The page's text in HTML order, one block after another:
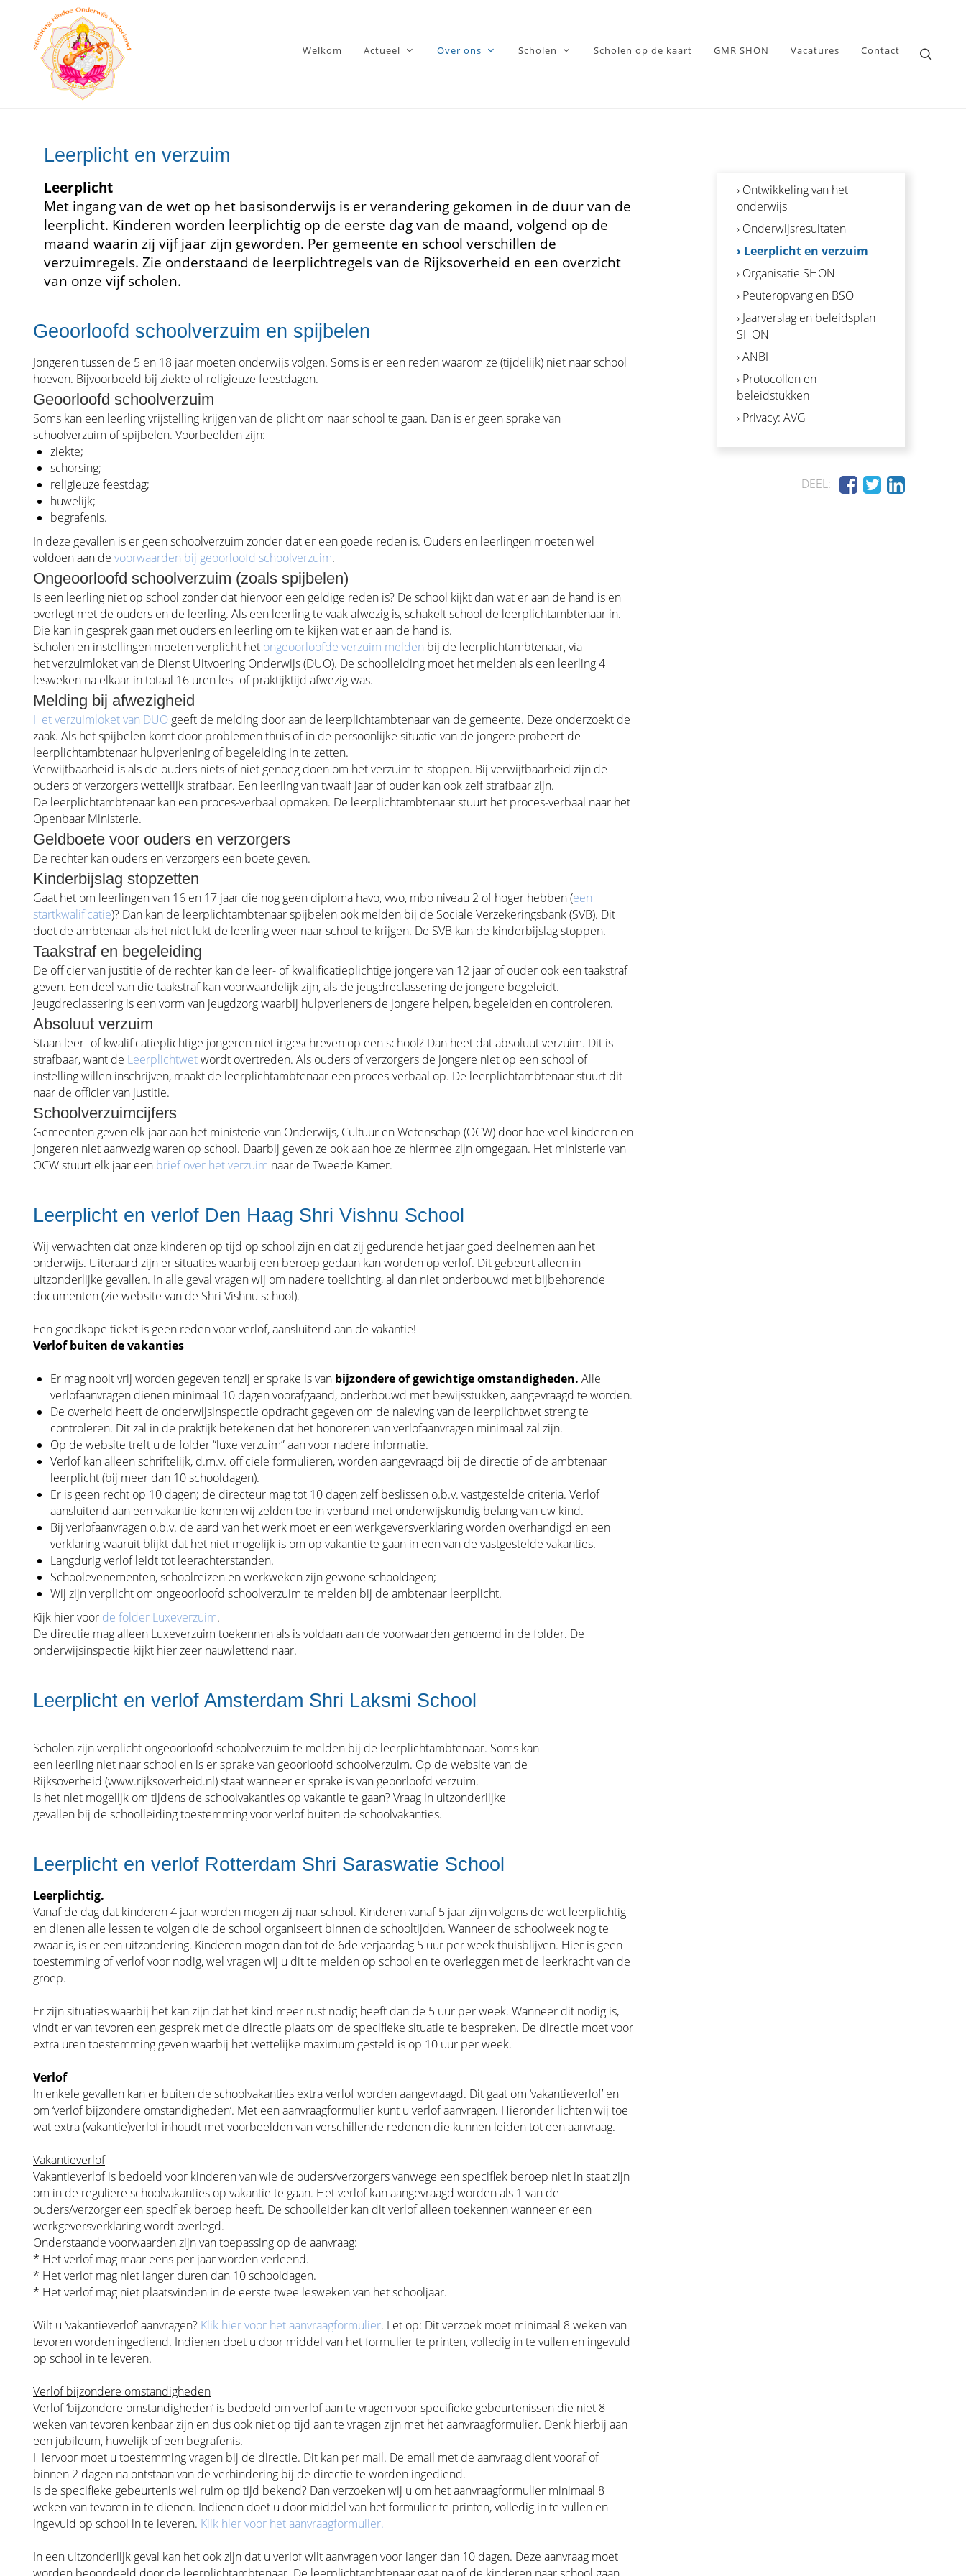
Welkom Actueel Over ons Scholen Scholen op de kaart GMR SHON Vacatures Contact
Leerplicht en verzuim
Leerplicht
Met ingang van de wet op het basisonderwijs is er verandering gekomen in de duur van de
leerplicht. Kinderen worden leerplichtig op de eerste dag van de maand, volgend op de
maand waarin zij vijf jaar zijn geworden. Per gemeente en school verschillen de
verzuimregels. Zie onderstaand de leerplichtregels van de Rijksoverheid en een overzicht
van onze vijf scholen.
Geoorloofd schoolverzuim en spijbelen
Jongeren tussen de 5 en 18 jaar moeten onderwijs volgen. Soms is er een reden waarom ze (tijdelijk) niet naar school
hoeven. Bijvoorbeeld bij ziekte of religieuze feestdagen.
Geoorloofd schoolverzuim
Soms kan een leerling vrijstelling krijgen van de plicht om naar school te gaan. Dan is er geen sprake van
schoolverzuim of spijbelen. Voorbeelden zijn:
ziekte;
schorsing;
religieuze feestdag;
huwelijk;
begrafenis.
In deze gevallen is er geen schoolverzuim zonder dat er een goede reden is. Ouders en leerlingen moeten wel
voldoen aan de voorwaarden bij geoorloofd schoolverzuim.
Ongeoorloofd schoolverzuim (zoals spijbelen)
Is een leerling niet op school zonder dat hiervoor een geldige reden is? De school kijkt dan wat er aan de hand is en
overlegt met de ouders en de leerling. Als een leerling te vaak afwezig is, schakelt school de leerplichtambtenaar in.
Die kan in gesprek gaan met ouders en leerling om te kijken wat er aan de hand is.
Scholen en instellingen moeten verplicht het ongeoorloofde verzuim melden bij de leerplichtambtenaar, via
het verzuimloket van de Dienst Uitvoering Onderwijs (DUO). De schoolleiding moet het melden als een leerling 4
lesweken na elkaar in totaal 16 uren les- of praktijktijd afwezig was.
Melding bij afwezigheid
Het verzuimloket van DUO geeft de melding door aan de leerplichtambtenaar van de gemeente. Deze onderzoekt de
zaak. Als het spijbelen komt door problemen thuis of in de persoonlijke situatie van de jongere probeert de
leerplichtambtenaar hulpverlening of begeleiding in te zetten.
Verwijtbaarheid is als de ouders niets of niet genoeg doen om het verzuim te stoppen. Bij verwijtbaarheid zijn de
ouders of verzorgers wettelijk strafbaar. Een leerling van twaalf jaar of ouder kan ook zelf strafbaar zijn.
De leerplichtambtenaar kan een proces-verbaal opmaken. De leerplichtambtenaar stuurt het proces-verbaal naar het
Openbaar Ministerie.
Geldboete voor ouders en verzorgers
De rechter kan ouders en verzorgers een boete geven.
Kinderbijslag stopzetten
Gaat het om leerlingen van 16 en 17 jaar die nog geen diploma havo, vwo, mbo niveau 2 of hoger hebben (een
startkwalificatie)? Dan kan de leerplichtambtenaar spijbelen ook melden bij de Sociale Verzekeringsbank (SVB). Dit
doet de ambtenaar als het niet lukt de leerling weer naar school te krijgen. De SVB kan de kinderbijslag stoppen.
Taakstraf en begeleiding
De officier van justitie of de rechter kan de leer- of kwalificatieplichtige jongere van 12 jaar of ouder ook een taakstraf
geven. Een deel van die taakstraf kan voorwaardelijk zijn, als de jeugdreclassering de jongere begeleidt.
Jeugdreclassering is een vorm van jeugdzorg waarbij hulpverleners de jongere helpen, begeleiden en controleren.
Absoluut verzuim
Staan leer- of kwalificatieplichtige jongeren niet ingeschreven op een school? Dan heet dat absoluut verzuim. Dit is
strafbaar, want de Leerplichtwetwordt overtreden. Als ouders of verzorgers de jongere niet op een school of
instelling willen inschrijven, maakt de leerplichtambtenaar een proces-verbaal op. De leerplichtambtenaar stuurt dit
naar de officier van justitie.
Schoolverzuimcijfers
Gemeenten geven elk jaar aan het ministerie van Onderwijs, Cultuur en Wetenschap (OCW) door hoe veel kinderen en
jongeren niet aanwezig waren op school. Daarbij geven ze ook aan hoe ze hiermee zijn omgegaan. Het ministerie van
OCW stuurt elk jaar een brief over het verzuim naar de Tweede Kamer.
Leerplicht en verlof Den Haag Shri Vishnu School
Wij verwachten dat onze kinderen op tijd op school zijn en dat zij gedurende het jaar goed deelnemen aan het
onderwijs. Uiteraard zijn er situaties waarbij een beroep gedaan kan worden op verlof. Dit gebeurt alleen in
uitzonderlijke gevallen. In alle geval vragen wij om nadere toelichting, al dan niet onderbouwd met bijbehorende
documenten (zie website van de Shri Vishnu school).
Een goedkope ticket is geen reden voor verlof, aansluitend aan de vakantie!
Verlof buiten de vakanties
Er mag nooit vrij worden gegeven tenzij er sprake is van bijzondere of gewichtige omstandigheden. Alle
verlofaanvragen dienen minimaal 10 dagen voorafgaand, onderbouwd met bewijsstukken, aangevraagd te worden.
De overheid heeft de onderwijsinspectie opdracht gegeven om de naleving van de leerplichtwet streng te
controleren. Dit zal in de praktijk betekenen dat het honoreren van verlofaanvragen minimaal zal zijn.
Op de website treft u de folder “luxe verzuim” aan voor nadere informatie.
Verlof kan alleen schriftelijk, d.m.v. officiële formulieren, worden aangevraagd bij de directie of de ambtenaar
leerplicht (bij meer dan 10 schooldagen).
Er is geen recht op 10 dagen; de directeur mag tot 10 dagen zelf beslissen o.b.v. vastgestelde criteria. Verlof
aansluitend aan een vakantie kennen wij zelden toe in verband met onderwijskundig belang van uw kind.
Bij verlofaanvragen o.b.v. de aard van het werk moet er een werkgeversverklaring worden overhandigd en een
verklaring waaruit blijkt dat het niet mogelijk is om op vakantie te gaan in een van de vastgestelde vakanties.
Langdurig verlof leidt tot leerachterstanden.
Schoolevenementen, schoolreizen en werkweken zijn gewone schooldagen;
Wij zijn verplicht om ongeoorloofd schoolverzuim te melden bij de ambtenaar leerplicht.
Kijk hier voor de folder Luxeverzuim.
De directie mag alleen Luxeverzuim toekennen als is voldaan aan de voorwaarden genoemd in de folder. De
onderwijsinspectie kijkt hier zeer nauwlettend naar.
Leerplicht en verlof Amsterdam Shri Laksmi School
Scholen zijn verplicht ongeoorloofd schoolverzuim te melden bij de leerplichtambtenaar. Soms kan
een leerling niet naar school en is er sprake van geoorloofd schoolverzuim. Op de website van de
Rijksoverheid (www.rijksoverheid.nl) staat wanneer er sprake is van geoorloofd verzuim.
Is het niet mogelijk om tijdens de schoolvakanties op vakantie te gaan? Vraag in uitzonderlijke
gevallen bij de schoolleiding toestemming voor verlof buiten de schoolvakanties.
Leerplicht en verlof Rotterdam Shri Saraswatie School
Leerplichtig.
Vanaf de dag dat kinderen 4 jaar worden mogen zij naar school. Kinderen vanaf 5 jaar zijn volgens de wet leerplichtig
en dienen alle lessen te volgen die de school organiseert binnen de schooltijden. Wanneer de schoolweek nog te
zwaar is, is er een uitzondering. Kinderen mogen dan tot de 6de verjaardag 5 uur per week thuisblijven. Hier is geen
toestemming of verlof voor nodig, wel vragen wij u dit te melden op school en te overleggen met de leerkracht van de
groep.
Er zijn situaties waarbij het kan zijn dat het kind meer rust nodig heeft dan de 5 uur per week. Wanneer dit nodig is,
vindt er van tevoren een gesprek met de directie plaats om de specifieke situatie te bespreken. De directie moet voor
extra uren toestemming geven waarbij het wettelijke maximum gesteld is op 10 uur per week.
Verlof
In enkele gevallen kan er buiten de schoolvakanties extra verlof worden aangevraagd. Dit gaat om ‘vakantieverlof’ en
om ‘verlof bijzondere omstandigheden’. Met een aanvraagformulier kunt u verlof aanvragen. Hieronder lichten wij toe
wat extra (vakantie)verlof inhoudt met voorbeelden van verschillende redenen die kunnen leiden tot een aanvraag.
Vakantieverlof
Vakantieverlof is bedoeld voor kinderen van wie de ouders/verzorgers vanwege een specifiek beroep niet in staat zijn
om in de reguliere schoolvakanties op vakantie te gaan. Het verlof kan aangevraagd worden als 1 van de
ouders/verzorger een specifiek beroep heeft. De schoolleider kan dit verlof alleen toekennen wanneer er een
werkgeversverklaring wordt overlegd.
Onderstaande voorwaarden zijn van toepassing op de aanvraag:
* Het verlof mag maar eens per jaar worden verleend.
* Het verlof mag niet langer duren dan 10 schooldagen.
* Het verlof mag niet plaatsvinden in de eerste twee lesweken van het schooljaar.
Wilt u ‘vakantieverlof’ aanvragen? Klik hier voor het aanvraagformulier. Let op: Dit verzoek moet minimaal 8 weken van
tevoren worden ingediend. Indienen doet u door middel van het formulier te printen, volledig in te vullen en ingevuld
op school in te leveren.
Verlof bijzondere omstandigheden
Verlof ‘bijzondere omstandigheden’ is bedoeld om verlof aan te vragen voor specifieke gebeurtenissen die niet 8
weken van tevoren kenbaar zijn en dus ook niet op tijd aan te vragen zijn met het aanvraagformulier. Denk hierbij aan
een jubileum, huwelijk of een begrafenis.
Hiervoor moet u toestemming vragen bij de directie. Dit kan per mail. De email met de aanvraag dient vooraf of
binnen 2 dagen na ontstaan van de verhindering bij de directie te worden ingediend.
Is de specifieke gebeurtenis wel ruim op tijd bekend? Dan verzoeken wij u om het aanvraagformulier minimaal 8
weken van tevoren in te dienen. Indienen doet u door middel van het formulier te printen, volledig in te vullen en
ingevuld op school in te leveren. Klik hier voor het aanvraagformulier.
In een uitzonderlijk geval kan het ook zijn dat u verlof wilt aanvragen voor langer dan 10 dagen. Deze aanvraag moet
› Ontwikkeling van het
onderwijs
› Onderwijsresultaten
› Leerplicht en verzuim
› Organisatie SHON
› Peuteropvang en BSO
› Jaarverslag en beleidsplan
SHON
› ANBI
› Protocollen en
beleidstukken
› Privacy: AVG
DEEL: